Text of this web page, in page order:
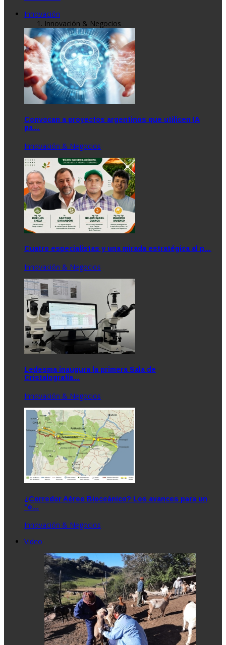
Innovación
Innovación & Negocios
Convocan a proyectos argentinos que utilicen IA
pa…
Innovación & Negocios
Cuatro especialistas y una mirada estratégica al p…
Innovación & Negocios
Ledesma inaugura la primera Sala de
Cristalografía…
Innovación & Negocios
¿Corredor Aéreo Bioceánico? Los avances para un
“e…
Innovación & Negocios
Video